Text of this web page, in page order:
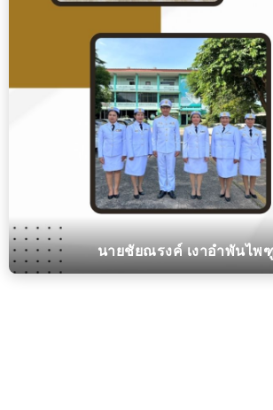
นายชัยณรงค์ เงาอำพันไพ